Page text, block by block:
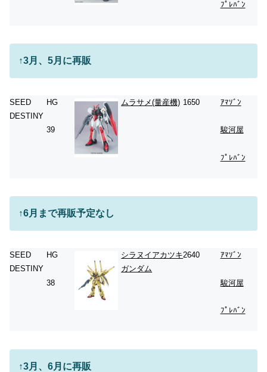
ﾌﾟﾚﾊﾞﾝ
↑3月、5月に再販
SEED
DESTINY
HG
39
ムラサメ(量産機) 1650 ｱﾏｿﾞﾝ
駿河屋
ﾌﾟﾚﾊﾞﾝ
↑6月まで再販予定なし
SEED
DESTINY
HG
38
シラヌイアカツキ
ガンダム
2640 ｱﾏｿﾞﾝ
駿河屋
ﾌﾟﾚﾊﾞﾝ
↑3月、6月に再販